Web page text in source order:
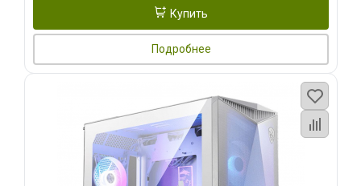
Купить
Подробнее